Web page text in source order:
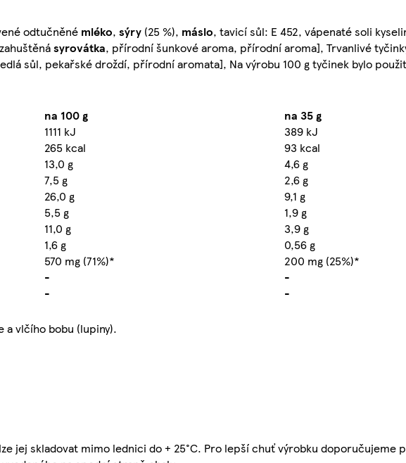
odtučněné mléko, sýry (25 %), máslo, tavicí sůl: E 452, vápenaté soli
syrovátka, přírodní šunkové aroma, přírodní aroma], Trvanlivé
sůl, pekařské droždí, přírodní aromata], Na výrobu 100 g tyčinek bylo
na 100 g
na 35 g
1111 kJ
389 kJ
265 kcal
93 kcal
13,0 g
4,6 g
7,5 g
2,6 g
26,0 g
9,1 g
5,5 g
1,9 g
11,0 g
3,9 g
1,6 g
0,56 g
570 mg (71%)*
200 mg (25%)*
-
-
- -
a vlčího bobu (lupiny).
jej skladovat mimo lednici do + 25°C. Pro lepší chuť výrobku doporučujeme